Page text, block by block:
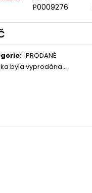
P0009276
: PRODANÉ
byla vyprodána…